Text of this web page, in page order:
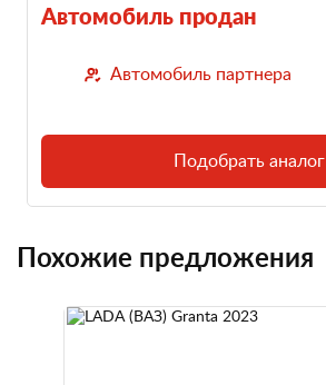
Автомобиль продан
Автомобиль партнера
Подобрать аналог
Похожие предложения